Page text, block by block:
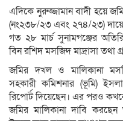
এদিকে নুরুজ্জামান বাদী হয়ে
(নং২৩৮/২৩ এবং ২৭৪/২৩)
গত ২৮ মার্চ সুনামগঞ্জের
বিন রশিদ মসজিদ মাদ্রাসা তথা
জমির দখল ও মালিকানা
সহকারী কমিশনার (ভূমি)
রিপোর্ট দিয়েছেন। এর পরও
জমির মালিকানা দাবি